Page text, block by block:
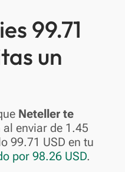
99.71
un
Neteller te
al enviar de 1.45
99.71 USD en tu
por 98.26 USD.